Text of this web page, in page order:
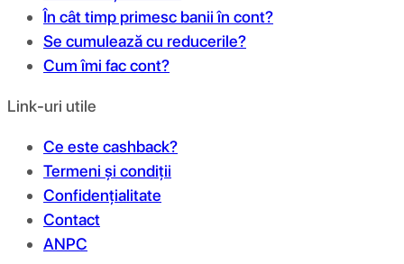
În cât timp primesc banii în cont?
Se cumulează cu reducerile?
Cum îmi fac cont?
Link-uri utile
Ce este cashback?
Termeni și condiții
Confidențialitate
Contact
ANPC